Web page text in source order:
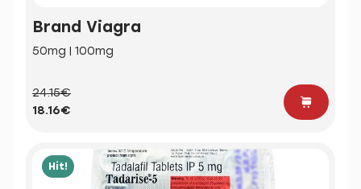
Brand Viagra
50mg | 100mg
24.15€
18.16€
Hit!